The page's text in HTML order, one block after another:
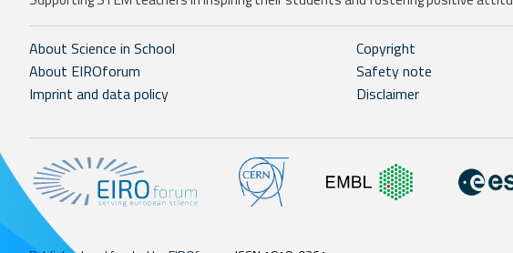
About Science in School
About EIROforum
Imprint and data policy
Copyright
Safety note
Disclaimer